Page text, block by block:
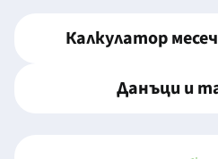
Калкулатор
Данъци и